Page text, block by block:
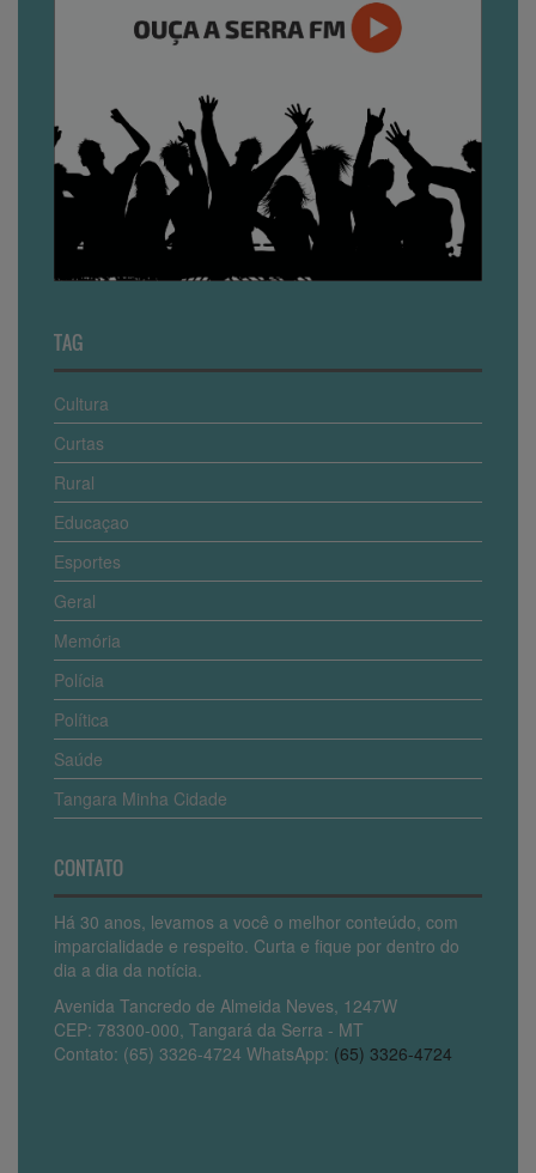
TAG
Cultura
Curtas
Rural
Educaçao
Esportes
Geral
Memória
Polícia
Política
Saúde
Tangara Minha Cidade
CONTATO
Há 30 anos, levamos a você o melhor conteúdo, com
imparcialidade e respeito. Curta e fique por dentro do
dia a dia da notícia.
Avenida Tancredo de Almeida Neves, 1247W
CEP: 78300-000, Tangará da Serra - MT
Contato: (65) 3326-4724 WhatsApp: (65) 3326-4724